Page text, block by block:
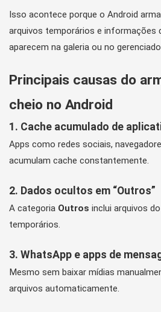
Isso acontece porque o Android
arquivos temporários e informações
aparecem na galeria ou no
Principais causas do
cheio no Android
1. Cache acumulado de
Apps como redes sociais,
acumulam cache constantemente.
2. Dados ocultos em “Outros”
A categoria Outros inclui arquivos
temporários.
3. WhatsApp e apps de
Mesmo sem baixar mídias
arquivos automaticamente.